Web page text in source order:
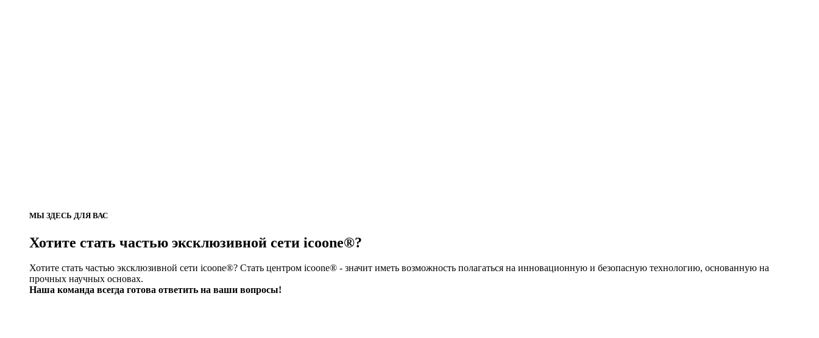
МЫ ЗДЕСЬ ДЛЯ ВАС
Хотите стать частью эксклюзивной сети icoone®?
Хотите стать частью эксклюзивной сети icoone®? Стать центром icoone® - значит иметь возможность полагаться на инновационную и безопасную технологию, основанную на
прочных научных основах.
Наша команда всегда готова ответить на ваши вопросы!